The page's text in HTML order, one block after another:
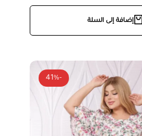
إضافة إلى السلة
-41%